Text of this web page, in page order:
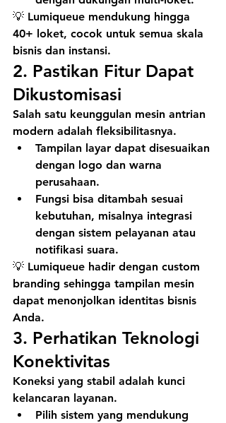
💡 Lumiqueue mendukung hingga
40+ loket, cocok untuk semua skala
bisnis dan instansi.
2. Pastikan Fitur Dapat
Dikustomisasi
Salah satu keunggulan mesin antrian
modern adalah fleksibilitasnya.
Tampilan layar dapat disesuaikan
dengan logo dan warna
perusahaan.
Fungsi bisa ditambah sesuai
kebutuhan, misalnya integrasi
dengan sistem pelayanan atau
notifikasi suara.
💡 Lumiqueue hadir dengan custom
branding sehingga tampilan mesin
dapat menonjolkan identitas bisnis
Anda.
3. Perhatikan Teknologi
Konektivitas
Koneksi yang stabil adalah kunci
kelancaran layanan.
Pilih sistem yang mendukung